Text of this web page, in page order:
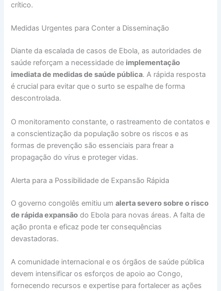
crítico.
Medidas Urgentes para Conter a Disseminação
Diante da escalada de casos de Ebola, as autoridades de
saúde reforçam a necessidade de implementação
imediata de medidas de saúde pública. A rápida resposta
é crucial para evitar que o surto se espalhe de forma
descontrolada.
O monitoramento constante, o rastreamento de contatos e
a conscientização da população sobre os riscos e as
formas de prevenção são essenciais para frear a
propagação do vírus e proteger vidas.
Alerta para a Possibilidade de Expansão Rápida
O governo congolês emitiu umalerta severo sobre o risco
de rápida expansão do Ebola para novas áreas. A falta de
ação pronta e eficaz pode ter consequências
devastadoras.
A comunidade internacional e os órgãos de saúde pública
devem intensificar os esforços de apoio ao Congo,
fornecendo recursos e expertise para fortalecer as ações